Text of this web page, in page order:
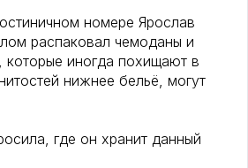
номере Ярослав
распаковал чемоданы и
которые иногда похищают в
нижнее бельё, могут
где он хранит данный